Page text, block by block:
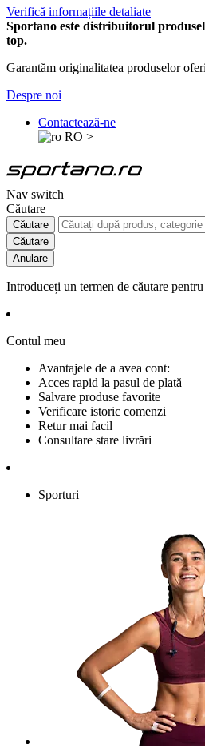
Verifică informațiile detaliate
Sportano este distribuitorul
top.
Garantăm originalitatea produselor
Despre noi
Contactează-ne
RO >
Nav switch
Căutare
Căutare
Căutare
Anulare
Introduceți un termen de căutare
Contul meu
Avantajele de a avea cont:
Acces rapid la pasul de plată
Salvare produse favorite
Verificare istoric comenzi
Retur mai facil
Consultare stare livrări
Sporturi